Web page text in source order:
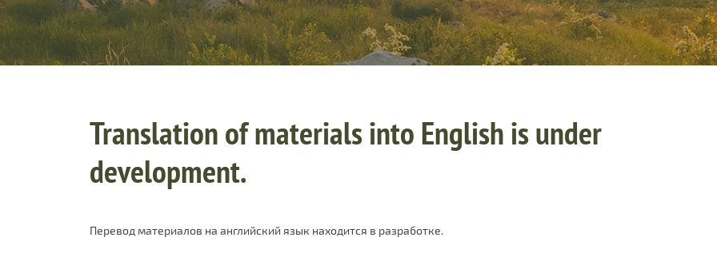
Translation of materials into English is under
development.
Перевод материалов на английский язык находится в разработке.